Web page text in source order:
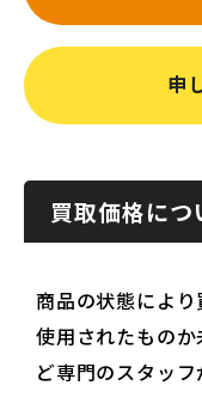
申
買取価格につ
商品の状態により
使用されたもの
ど専門のスタッフ